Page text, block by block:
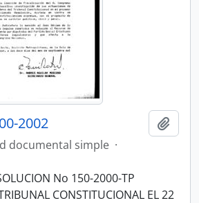
2002
documental simple ·
No 150-2000-TP
CONSTITUCIONAL EL 22